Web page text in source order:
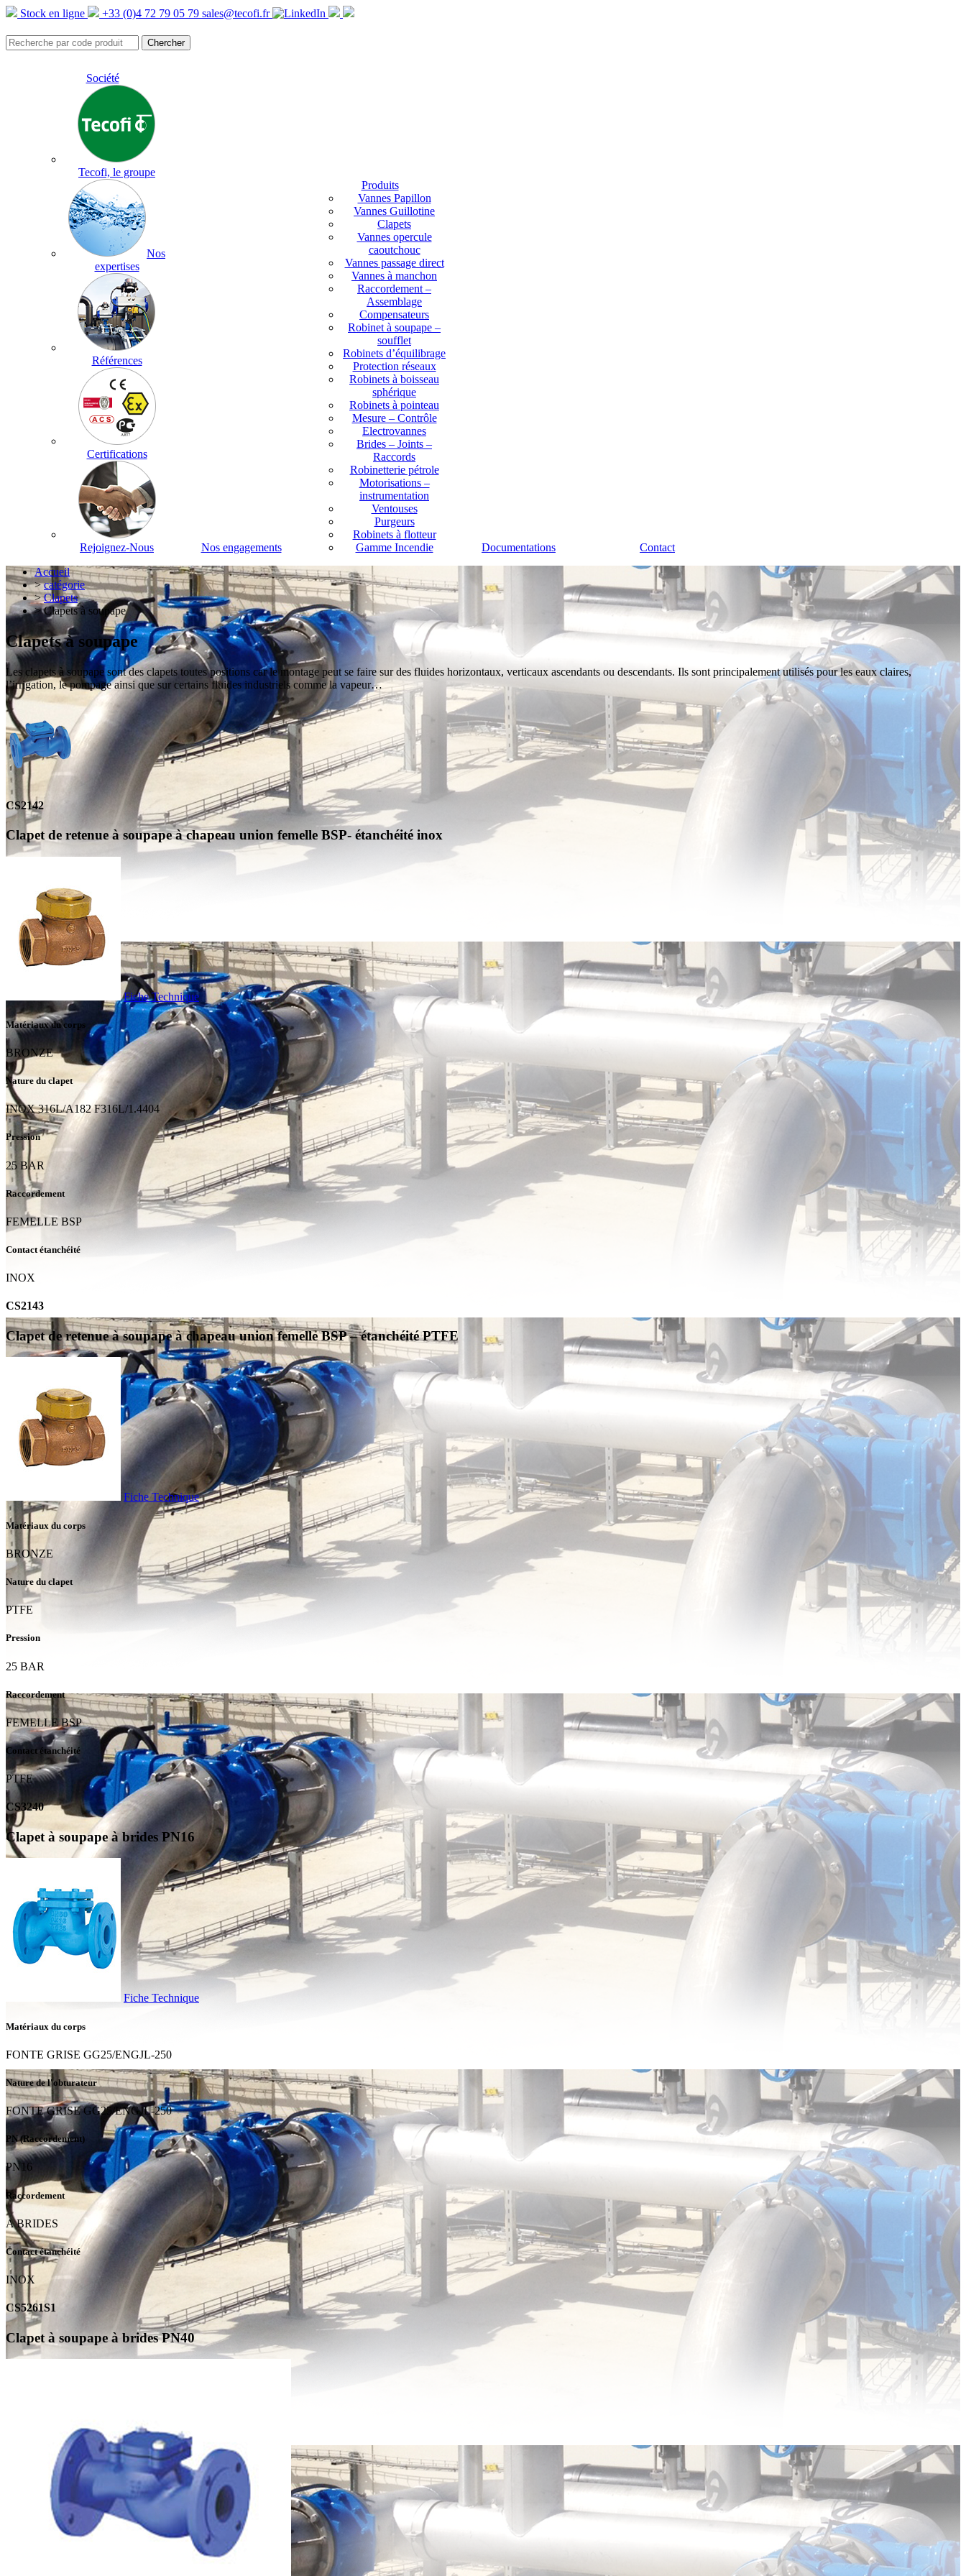
Stock en ligne +33 (0)4 72 79 05 79 sales@tecofi.fr
Société
Tecofi, le groupe
Nos
expertises
Références
Certifications
Rejoignez-Nous Nos engagements
Produits
Vannes Papillon
Vannes Guillotine
Clapets
Vannes opercule
caoutchouc
Vannes passage direct
Vannes à manchon
Raccordement –
Assemblage
Compensateurs
Robinet à soupape –
soufflet
Robinets d’équilibrage
Protection réseaux
Robinets à boisseau
sphérique
Robinets à pointeau
Mesure – Contrôle
Electrovannes
Brides – Joints –
Raccords
Robinetterie pétrole
Motorisations –
instrumentation
Ventouses
Purgeurs
Robinets à flotteur
Gamme Incendie
Documentations
Contact
Accueil
>catégorie
>Clapets
> Clapets à soupape
Clapets à soupape
Les clapets à soupape sont des clapets toutes positions car le montage peut se faire sur des fluides horizontaux, verticaux ascendants ou descendants. Ils sont principalement utilisés pour les eaux claires,
l’irrigation, le pompage ainsi que sur certains fluides industriels comme la vapeur…
CS2142
Clapet de retenue à soupape à chapeau union femelle BSP- étanchéité inox
Fiche Technique
Matériaux du corps
BRONZE
Nature du clapet
INOX 316L/A182 F316L/1.4404
Pression
25 BAR
Raccordement
FEMELLE BSP
Contact étanchéité
INOX
CS2143
Clapet de retenue à soupape à chapeau union femelle BSP – étanchéité PTFE
Fiche Technique
Matériaux du corps
BRONZE
Nature du clapet
PTFE
Pression
25 BAR
Raccordement
FEMELLE BSP
Contact étanchéité
PTFE
CS3240
Clapet à soupape à brides PN16
Fiche Technique
Matériaux du corps
FONTE GRISE GG25/ENGJL-250
Nature de l'obturateur
FONTE GRISE GG25/ENGJL-250
PN (Raccordement)
PN16
Raccordement
A BRIDES
Contact étanchéité
INOX
CS5261S1
Clapet à soupape à brides PN40